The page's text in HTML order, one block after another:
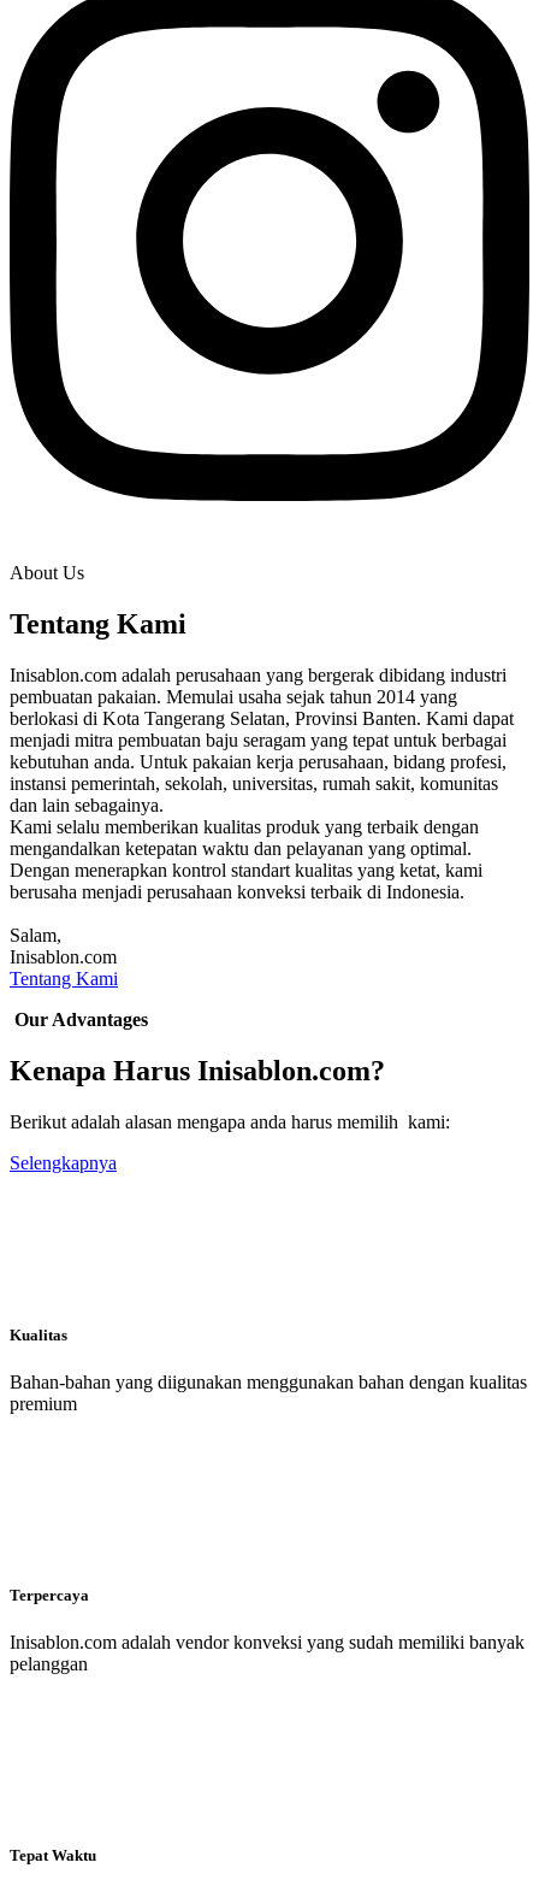
About Us
Tentang Kami
Inisablon.com adalah perusahaan yang bergerak dibidang industri
pembuatan pakaian. Memulai usaha sejak tahun 2014 yang
berlokasi di Kota Tangerang Selatan, Provinsi Banten. Kami dapat
menjadi mitra pembuatan baju seragam yang tepat untuk berbagai
kebutuhan anda. Untuk pakaian kerja perusahaan, bidang profesi,
instansi pemerintah, sekolah, universitas, rumah sakit, komunitas
dan lain sebagainya.
Kami selalu memberikan kualitas produk yang terbaik dengan
mengandalkan ketepatan waktu dan pelayanan yang optimal.
Dengan menerapkan kontrol standart kualitas yang ketat, kami
berusaha menjadi perusahaan konveksi terbaik di Indonesia.
Salam,
Inisablon.com
Tentang Kami
Our Advantages
Kenapa Harus Inisablon.com?
Berikut adalah alasan mengapa anda harus memilih kami:
Selengkapnya
Kualitas
Bahan-bahan yang diigunakan menggunakan bahan dengan kualitas
premium
Terpercaya
Inisablon.com adalah vendor konveksi yang sudah memiliki banyak
pelanggan
Tepat Waktu